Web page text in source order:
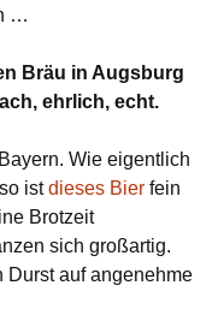
…
Bräu in Augsburg
ehrlich, echt.
Wie eigentlich
istdieses Bier fein
Brotzeit
sich großartig.
Durst auf angenehme